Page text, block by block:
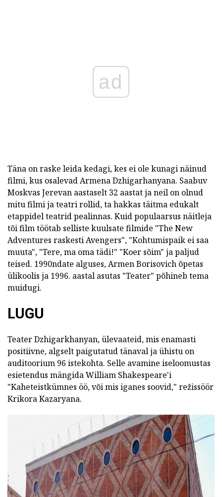
ad
Täna on raske leida kedagi, kes ei ole kunagi näinud
filmi, kus osalevad Armena Dzhigarhanyana. Saabuv
Moskvas Jerevan aastaselt 32 aastat ja neil on olnud
mitu filmi ja teatri rollid, ta hakkas täitma edukalt
etappidel teatrid pealinnas. Kuid populaarsus näitleja
tõi film töötab selliste kuulsate filmide "The New
Adventures raskesti Avengers", "Kohtumispaik ei saa
muuta", "Tere, ma oma tädi!" "Koer sõim" ja paljud
teised. 1990ndate alguses, Armen Borisovich õpetas
ülikoolis ja 1996. aastal asutas "Teater" põhineb tema
muidugi.
LUGU
Teater Dzhigarkhanyan, ülevaateid, mis enamasti
positiivne, algselt paigutatud tänaval ja ühistu on
auditoorium 96 istekohta. Selle avamine iseloomustas
esietendus mängida William Shakespeare'i
"Kaheteistkümnes öö, või mis iganes soovid," režissöör
Krikora Kazaryana.